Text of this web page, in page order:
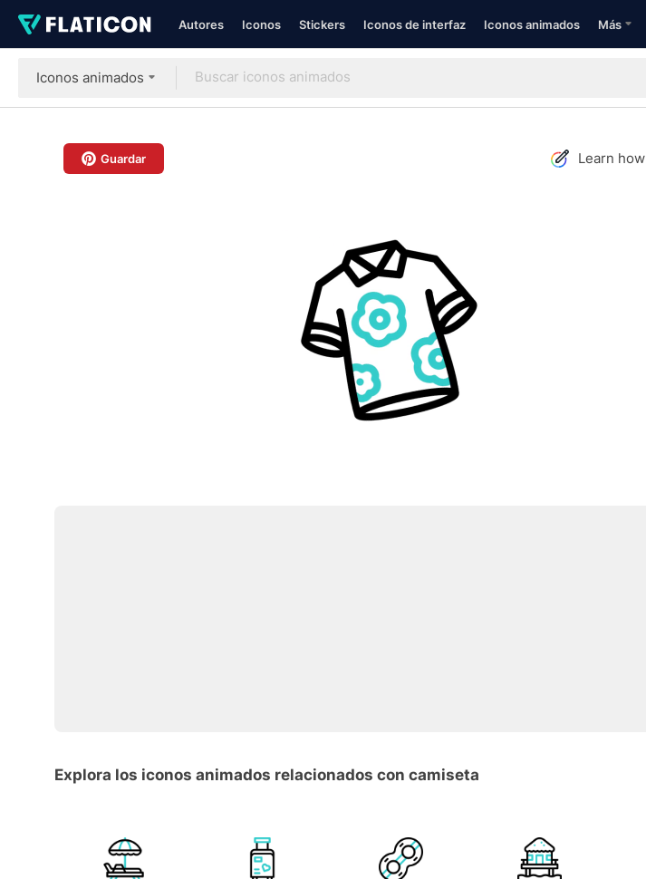
Autores Iconos Stickers Iconos de interfaz Iconos animados Más
Iconos animados
Guardar Learn how
Explora los iconos animados relacionados con camiseta